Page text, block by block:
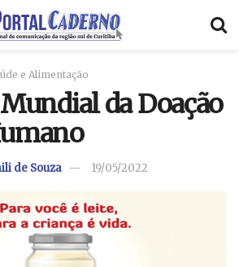
e Alimentação
da Doação
de Souza 19/05/2022